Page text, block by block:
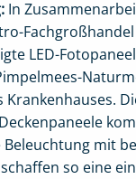
In
LED-
Beleuchtung mit
so eine